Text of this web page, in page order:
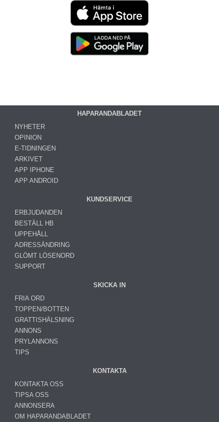
HAPARANDABLADET
NYHETER
OPINION
E-TIDNINGEN
ARKIVET
APP IPHONE
APP ANDROID
KUNDSERVICE
ERBJUDANDEN
BESTÄLL HB
UPPEHÅLL
ADRESSÄNDRING
GLÖMT LÖSENORD
SUPPORT
SKICKA IN
FRIA ORD
TOPPEN/BOTTEN
GRATTISHÄLSNING
ANNONS
PRYLANNONS
TIPS
KONTAKTA
KONTAKTA OSS
TIPSA OSS
ANNONSERA
OM HAPARANDABLADET